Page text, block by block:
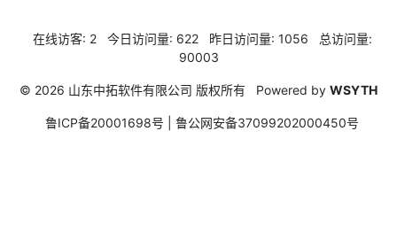
在线访客: 2 今日访问量: 622 昨日访问量: 1056
总访问量:
90003
© 2026 山东中拓软件有限公司 版权所有 Powered by WSYTH
鲁ICP备20001698号 | 鲁公网安备37099202000450号